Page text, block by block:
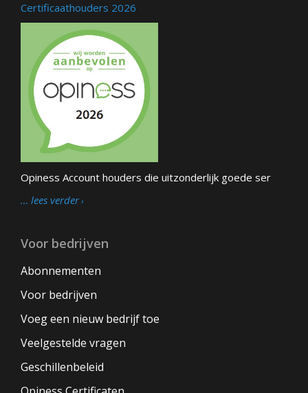
Certificaathouders 2026
Opiness Account houders die uitzonderlijk goede ser
… lees verder
Voor bedrijven
Abonnementen
Voor bedrijven
Voeg een nieuw bedrijf toe
Veelgestelde vragen
Geschillenbeleid